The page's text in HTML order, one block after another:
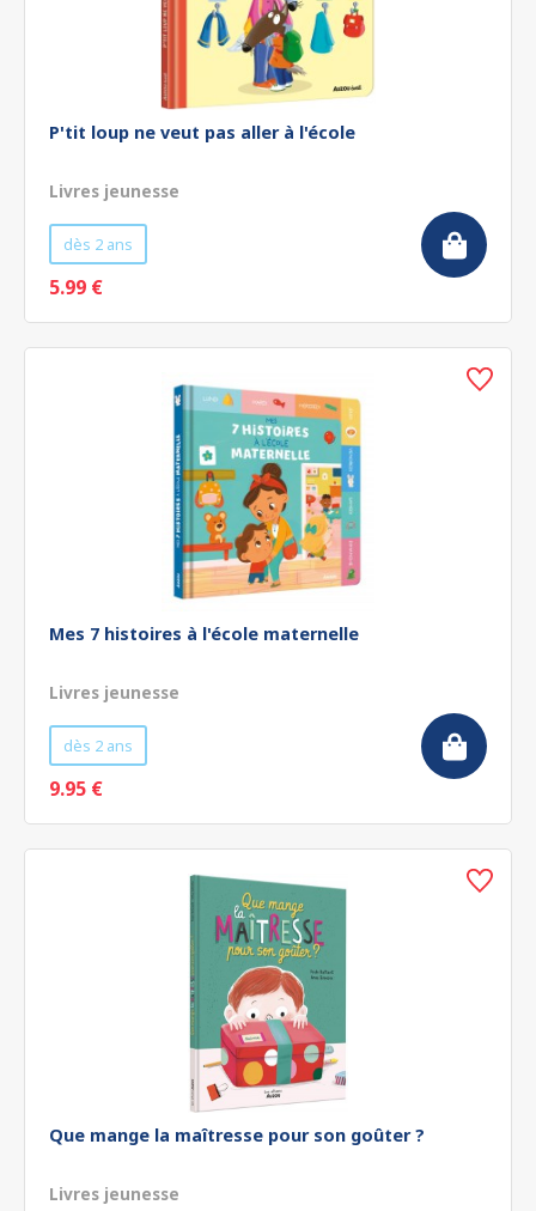
P'tit loup ne veut pas aller à l'école
Livres jeunesse
dès 2 ans
5.99 €
Mes 7 histoires à l'école maternelle
Livres jeunesse
dès 2 ans
9.95 €
Que mange la maîtresse pour son goûter ?
Livres jeunesse